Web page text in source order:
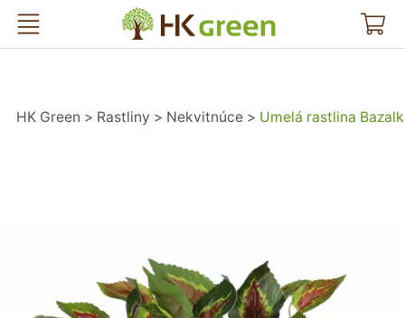
HK Green
HK Green Rastliny Nekvitnúce Umelá rastlina